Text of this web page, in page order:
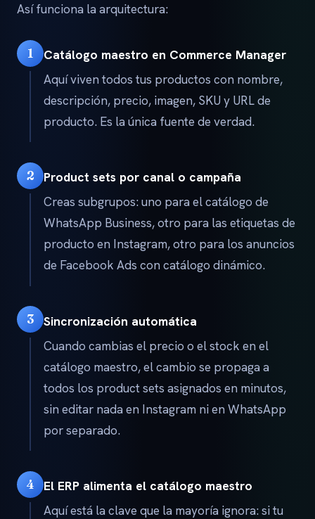
Así funciona la arquitectura:
1 Catálogo maestro en Commerce Manager
Aquí viven todos tus productos con nombre,
descripción, precio, imagen, SKU y URL de
producto. Es la única fuente de verdad.
2 Product sets por canal o campaña
Creas subgrupos: uno para el catálogo de
WhatsApp Business, otro para las etiquetas de
producto en Instagram, otro para los anuncios
de Facebook Ads con catálogo dinámico.
3 Sincronización automática
Cuando cambias el precio o el stock en el
catálogo maestro, el cambio se propaga a
todos los product sets asignados en minutos,
sin editar nada en Instagram ni en WhatsApp
por separado.
4 El ERP alimenta el catálogo maestro
Aquí está la clave que la mayoría ignora: si tu